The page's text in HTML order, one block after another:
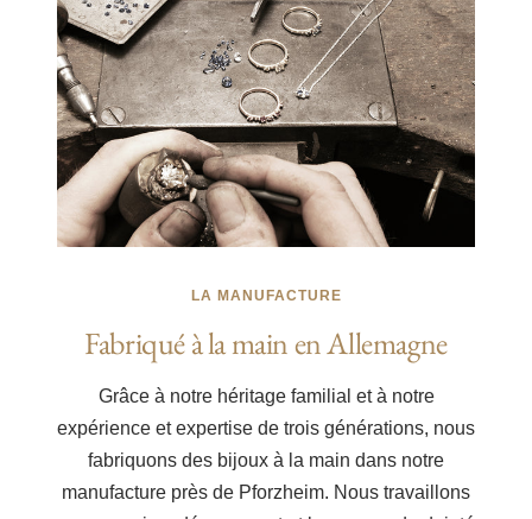
LA MANUFACTURE
Fabriqué à la main en Allemagne
Grâce à notre héritage familial et à notre
expérience et expertise de trois générations, nous
fabriquons des bijoux à la main dans notre
manufacture près de Pforzheim. Nous travaillons